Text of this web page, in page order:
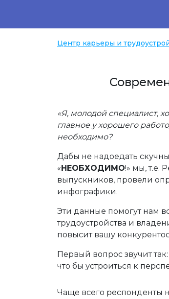
Центр карьеры и
«Я, молодой специалист,
главное у хорошего
необходимо?
Дабы не надоедать
«НЕОБХОДИМО!» мы, т.е.
выпускников, провели
инфографики.
Эти данные помогут нам
трудоустройства и
повысит вашу
Первый вопрос звучит
что бы устроиться к
Чаще всего респонденты